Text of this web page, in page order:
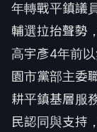
年轉戰平鎮議
輔選拉抬聲勢
高宇彥4年前
園市黨部主委
耕平鎮基層服
民認同與支持